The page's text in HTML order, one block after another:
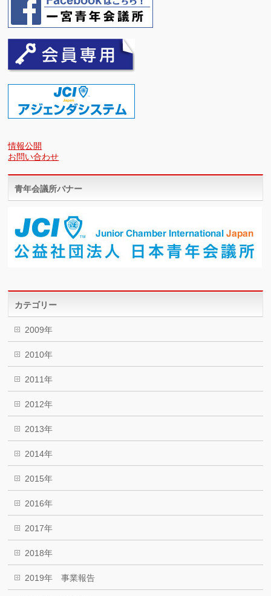
情報公開
お問い合わせ
青年会議所バナー
カテゴリー
2009年
2010年
2011年
2012年
2013年
2014年
2015年
2016年
2017年
2018年
2019年 事業報告